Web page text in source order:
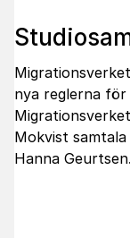
nya reglerna
Mokvist
Hanna